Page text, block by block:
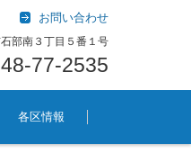
お問い合わせ
部南３丁目５番１号
77-2535
各区情報